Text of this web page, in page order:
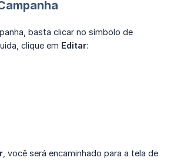
basta clicar no símbolo de
clique em Editar:
, você será encaminhado para a tela de